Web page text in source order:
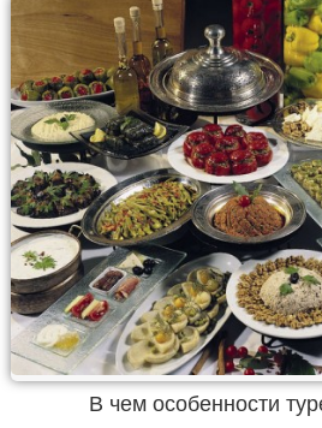
В чем особенности